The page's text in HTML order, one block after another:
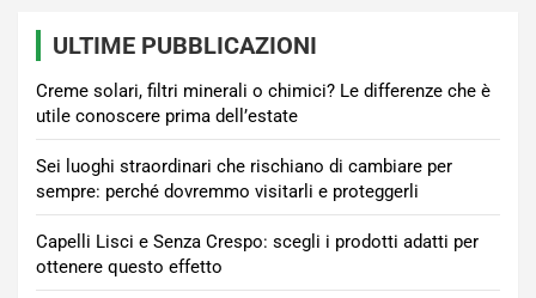
ULTIME PUBBLICAZIONI
Creme solari, filtri minerali o chimici? Le differenze che è
utile conoscere prima dell’estate
Sei luoghi straordinari che rischiano di cambiare per
sempre: perché dovremmo visitarli e proteggerli
Capelli Lisci e Senza Crespo: scegli i prodotti adatti per
ottenere questo effetto